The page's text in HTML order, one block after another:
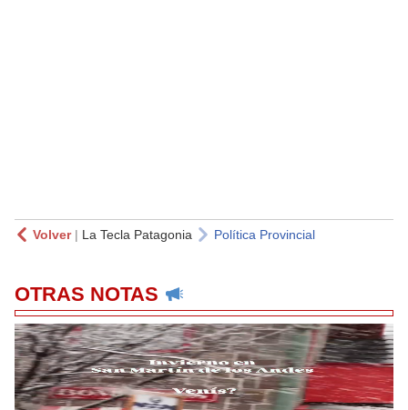
Volver| La Tecla Patagonia Política Provincial
OTRAS NOTAS